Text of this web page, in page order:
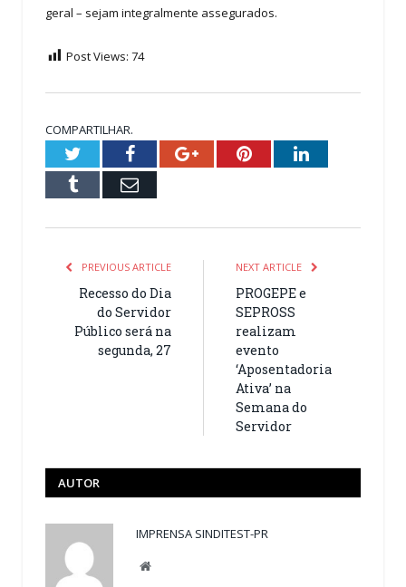
geral – sejam integralmente assegurados.
Post Views: 74
COMPARTILHAR.
TwitterFacebookGoogle+PinterestLinkedIn
Tumblr Email
PREVIOUS ARTICLE
Recesso do Dia
do Servidor
Público será na
segunda, 27
NEXT ARTICLE
PROGEPE e
SEPROSS
realizam
evento
‘Aposentadoria
Ativa’ na
Semana do
Servidor
AUTOR
IMPRENSA SINDITEST-PR
Website